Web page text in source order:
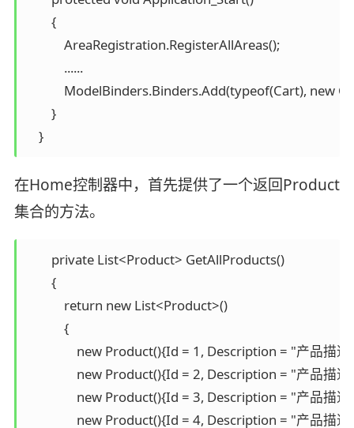
        {
            AreaRegistration.RegisterAllAreas();
            ......
ModelBinders.Binders.Add(typeof(Cart), new
        }
    }
在Home控制器中，首先提供了一个返回Product
集合的方法。
        private List<Product> GetAllProducts()
        {
            return new List<Product>()
            {
new Product(){Id = 1, Description =
new Product(){Id = 2, Description =
new Product(){Id = 3, Description = "
new Product(){Id = 4, Description =